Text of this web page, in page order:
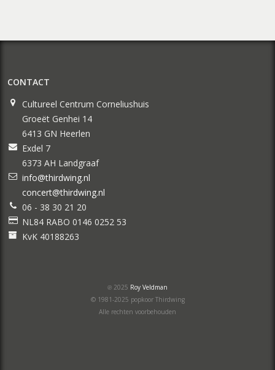
CONTACT
Cultureel Centrum Corneliushuis
Groeët Genhei 14
6413 GN Heerlen
Exdel 7
6373 AH Landgraaf
info@thirdwing.nl
concert@thirdwing.nl
06 - 38 30 21 20
NL84 RABO 0146 0252 53
KvK 40188263
℗ 2025 Roy Veldman
© 1981-2025 popkoor Thirdwing
Alle rechten voorbehouden